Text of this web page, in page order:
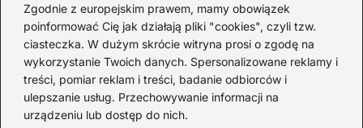
Zgodnie z europejskim prawem, mamy obowiązek
poinformować Cię jak działają pliki "cookies", czyli tzw.
ciasteczka. W dużym skrócie witryna prosi o zgodę na
wykorzystanie Twoich danych. Spersonalizowane reklamy i
treści, pomiar reklam i treści, badanie odbiorców i
ulepszanie usług. Przechowywanie informacji na
urządzeniu lub dostęp do nich.
Cicha woda — kto śpiewał i jaka jest
historia piosenki
Redakcja